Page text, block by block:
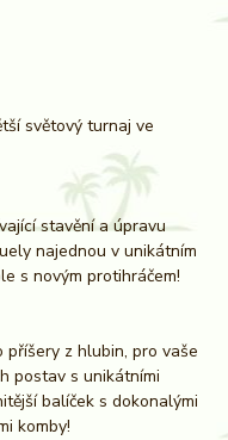
světový turnaj ve
stavění a úpravu
najednou v unikátním
s novým protihráčem!
příšery z hlubin, pro vaše
postav s unikátními
balíček s dokonalými
komby!